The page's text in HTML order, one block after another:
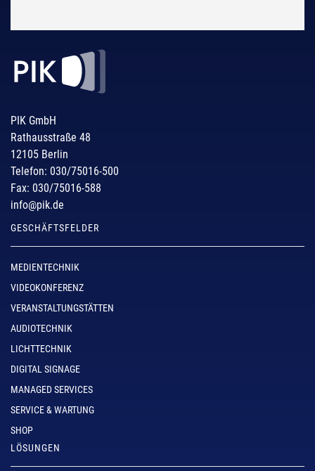
PIK GmbH
Rathausstraße 48
12105 Berlin
Telefon: 030/75016-500
Fax: 030/75016-588
info@pik.de
GESCHÄFTSFELDER
MEDIENTECHNIK
VIDEOKONFERENZ
VERANSTALTUNGSTÄTTEN
AUDIOTECHNIK
LICHTTECHNIK
DIGITAL SIGNAGE
MANAGED SERVICES
SERVICE & WARTUNG
SHOP
LÖSUNGEN